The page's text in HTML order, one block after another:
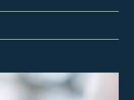
una APP de
Management